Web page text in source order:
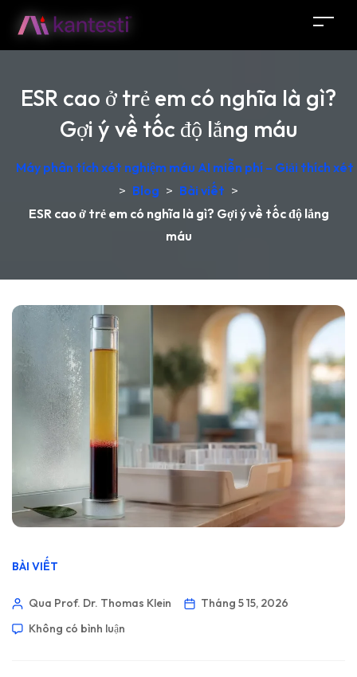
ESR cao ở trẻ em có nghĩa là gì?
Gợi ý về tốc độ lắng máu
Máy phân tích xét nghiệm máu AI miễn phí – Giải thích
> Blog > Bài viết >
ESR cao ở trẻ em có nghĩa là gì? Gợi ý về tốc độ lắng
máu
BÀI VIẾT
Qua Prof. Dr. Thomas Klein
Tháng 5 15, 2026
Không có bình luận